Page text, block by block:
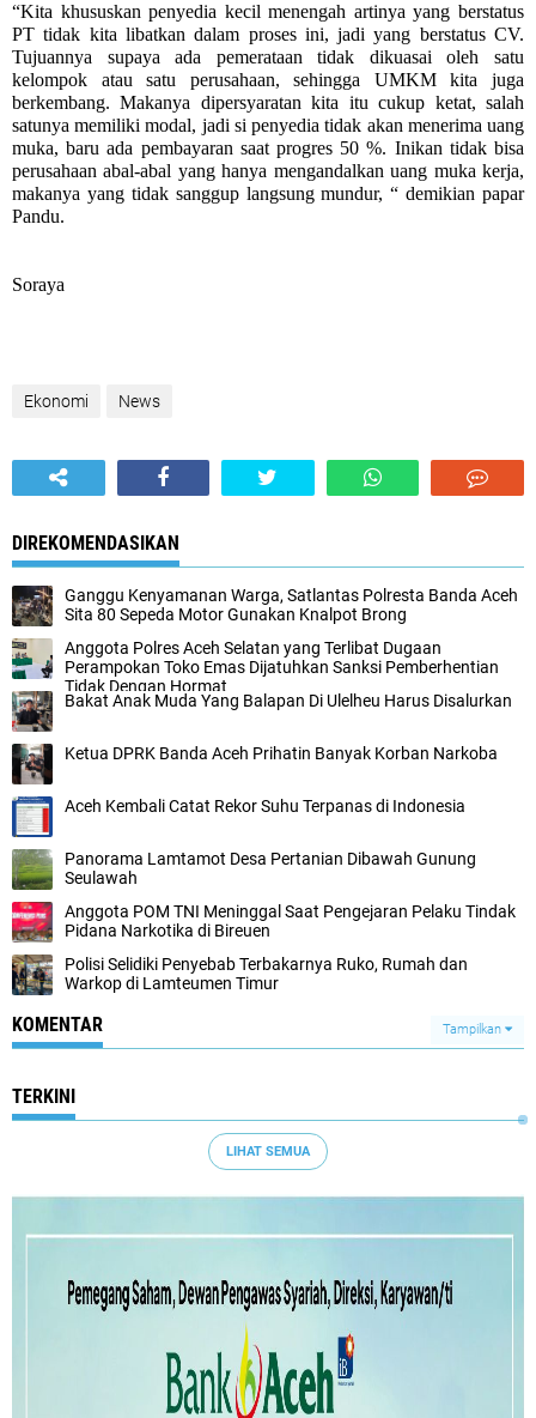
“Kita khususkan penyedia kecil menengah artinya yang berstatus
PT tidak kita libatkan dalam proses ini, jadi yang berstatus CV.
Tujuannya supaya ada pemerataan tidak dikuasai oleh satu
kelompok atau satu perusahaan, sehingga UMKM kita juga
berkembang. Makanya dipersyaratan kita itu cukup ketat, salah
satunya memiliki modal, jadi si penyedia tidak akan menerima uang
muka, baru ada pembayaran saat progres 50 %. Inikan tidak bisa
perusahaan abal-abal yang hanya mengandalkan uang muka kerja,
makanya yang tidak sanggup langsung mundur, “ demikian papar
Pandu.
Soraya
Ekonomi News
DIREKOMENDASIKAN
Ganggu Kenyamanan Warga, Satlantas Polresta Banda Aceh
Sita 80 Sepeda Motor Gunakan Knalpot Brong
Anggota Polres Aceh Selatan yang Terlibat Dugaan
Perampokan Toko Emas Dijatuhkan Sanksi Pemberhentian
Tidak Dengan Hormat
Bakat Anak Muda Yang Balapan Di Ulelheu Harus Disalurkan
Ketua DPRK Banda Aceh Prihatin Banyak Korban Narkoba
Aceh Kembali Catat Rekor Suhu Terpanas di Indonesia
Panorama Lamtamot Desa Pertanian Dibawah Gunung
Seulawah
Anggota POM TNI Meninggal Saat Pengejaran Pelaku Tindak
Pidana Narkotika di Bireuen
Polisi Selidiki Penyebab Terbakarnya Ruko, Rumah dan
Warkop di Lamteumen Timur
KOMENTAR Tampilkan
TERKINI
LIHAT SEMUA